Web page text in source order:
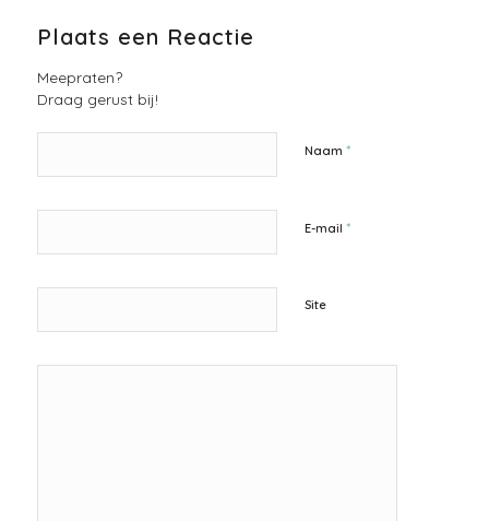
Plaats een Reactie
Meepraten?
Draag gerust bij!
Naam *
E-mail *
Site